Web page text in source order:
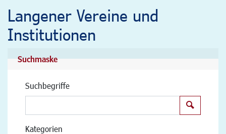
Langener Vereine und
Institutionen
Suchmaske
Suchbegriffe
Kategorien